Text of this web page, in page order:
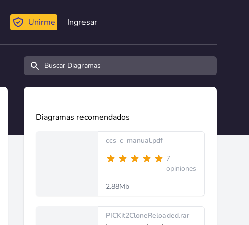
Unirme Ingresar
Buscar diagramas y manuales
Diagramas recomendados
ccs_c_manual.pdf
7
opiniones
2.88Mb
PICKit2CloneReloaded.rar